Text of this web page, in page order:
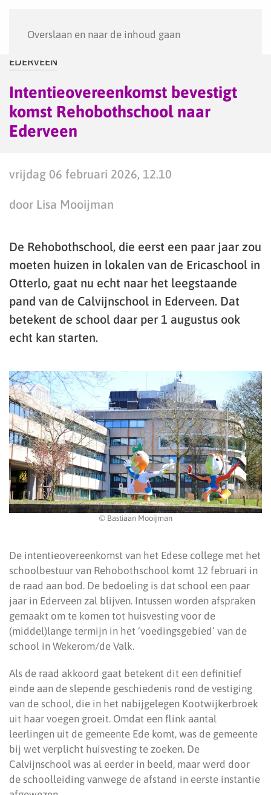
Overslaan en naar de inhoud gaan
EDERVEEN
Intentieovereenkomst bevestigt
komst Rehobothschool naar
Ederveen
vrijdag 06 februari 2026, 12.10
door Lisa Mooijman
De Rehobothschool, die eerst een paar jaar zou
moeten huizen in lokalen van de Ericaschool in
Otterlo, gaat nu echt naar het leegstaande
pand van de Calvijnschool in Ederveen. Dat
betekent de school daar per 1 augustus ook
echt kan starten.
© Bastiaan Mooijman
De intentieovereenkomst van het Edese college met het
schoolbestuur van Rehobothschool komt 12 februari in
de raad aan bod. De bedoeling is dat school een paar
jaar in Ederveen zal blijven. Intussen worden afspraken
gemaakt om te komen tot huisvesting voor de
(middel)lange termijn in het ‘voedingsgebied’ van de
school in Wekerom/de Valk.
Als de raad akkoord gaat betekent dit een definitief
einde aan de slepende geschiedenis rond de vestiging
van de school, die in het nabijgelegen Kootwijkerbroek
uit haar voegen groeit. Omdat een flink aantal
leerlingen uit de gemeente Ede komt, was de gemeente
bij wet verplicht huisvesting te zoeken. De
Calvijnschool was al eerder in beeld, maar werd door
de schoolleiding vanwege de afstand in eerste instantie